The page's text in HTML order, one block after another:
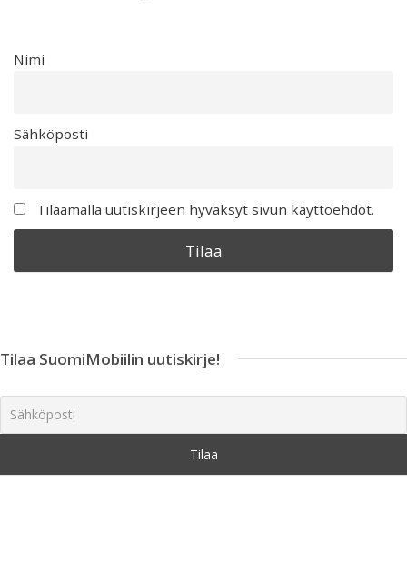
Nimi
Sähköposti
Tilaamalla uutiskirjeen hyväksyt sivun käyttöehdot.
Tilaa SuomiMobiilin uutiskirje!